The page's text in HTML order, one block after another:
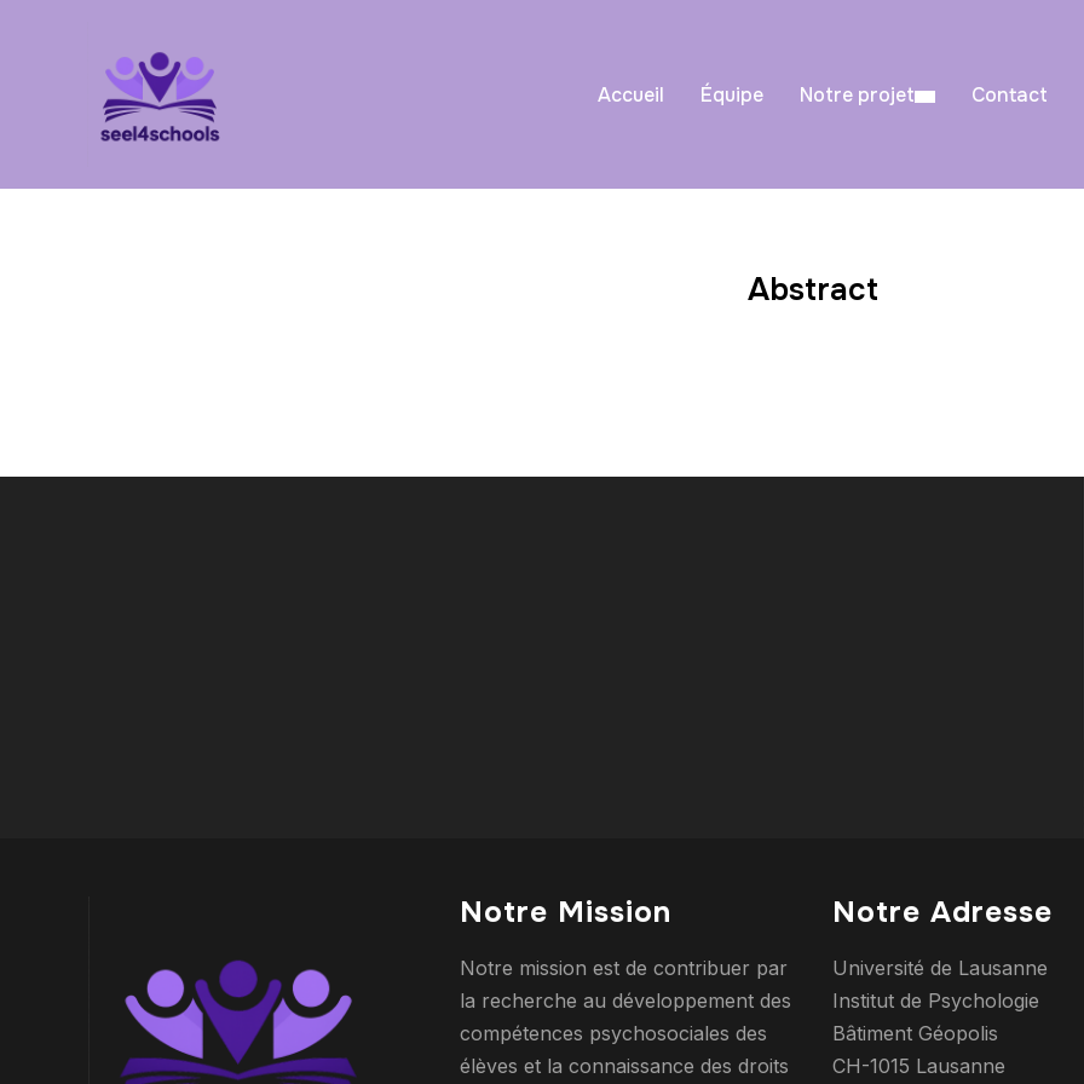
Accueil Équipe Notre projet Contact
Abstract
Notre Mission
Notre mission est de contribuer par
la recherche au développement des
compétences psychosociales des
élèves et la connaissance des droits
Notre Adresse
Université de Lausanne
Institut de Psychologie
Bâtiment Géopolis
CH-1015 Lausanne